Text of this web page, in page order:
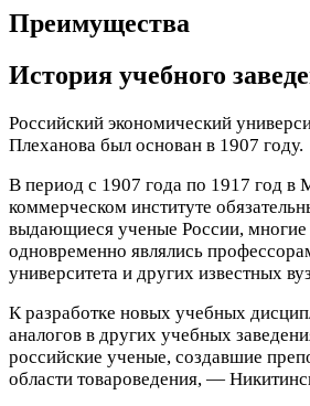
Преимущества
История учебного
Российский экономический
Плеханова был основан в 1907 году.
В период с 1907 года по 1917 год в
коммерческом институте
выдающиеся​ ученые России, многие
одновременно являлись
университета и других известных
К разработке новых учебных
аналогов в других учебных
российские ученые, создавшие
области товароведения, —